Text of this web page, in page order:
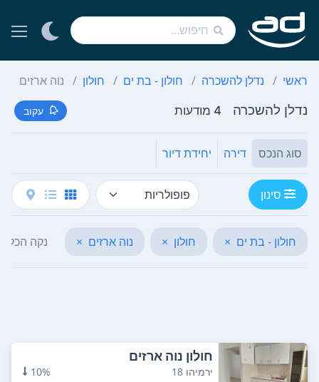
ראשי נדלן להשכרה חולון - בת ים חולון נוה ארזים
נדלן להשכרה 4 מודעות עקוב
סוג הנכס דירה יחידת דיור
סינון
חולון - בת ים × חולון × נוה ארזים × נקה הכל
חולון נוה ארזים
ירמיהו 18
10%